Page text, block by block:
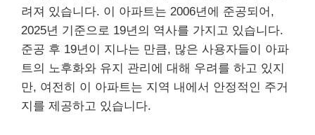
려져 있습니다. 이 아파트는 2006년에 준공되어,
2025년 기준으로 19년의 역사를 가지고 있습니다.
준공 후 19년이 지나는 만큼, 많은 사용자들이 아파
트의 노후화와 유지 관리에 대해 우려를 하고 있지
만, 여전히 이 아파트는 지역 내에서 안정적인 주거
지를 제공하고 있습니다.